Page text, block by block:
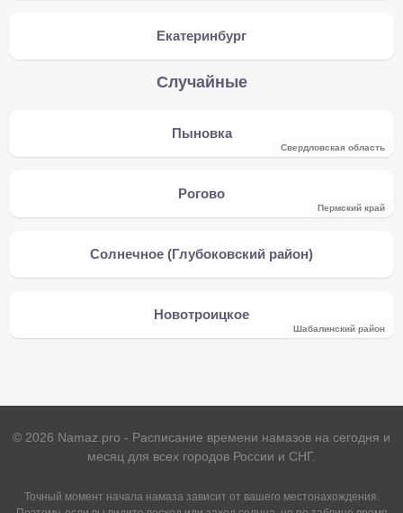
Екатеринбург
Случайные
Пыновка
Свердловская область
Рогово
Пермский край
Солнечное (Глубоковский район)
Новотроицкое
Шабалинский район
© 2026 Namaz.pro - Расписание времени намазов на сегодня и
месяц для всех городов России и СНГ.
Точный момент начала намаза зависит от вашего местонахождения.